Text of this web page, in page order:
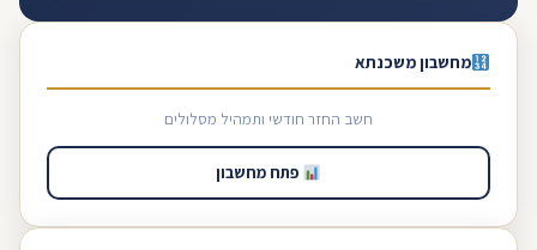
מחשבון משכנתא
חשב החזר חודשי ותמהיל מסלולים
פתח מחשבון